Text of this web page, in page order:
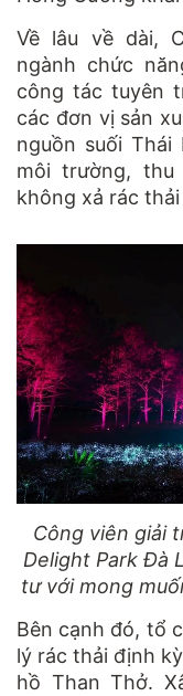
Về lâu về dài,
ngành chức
công tác tuyên
các đơn vị sản
nguồn suối
môi trường,
không xả rác
Công viên giải
Delight Park Đà
tư với mong
Bên cạnh đó, tổ
lý rác thải định
hồ Than Thở.